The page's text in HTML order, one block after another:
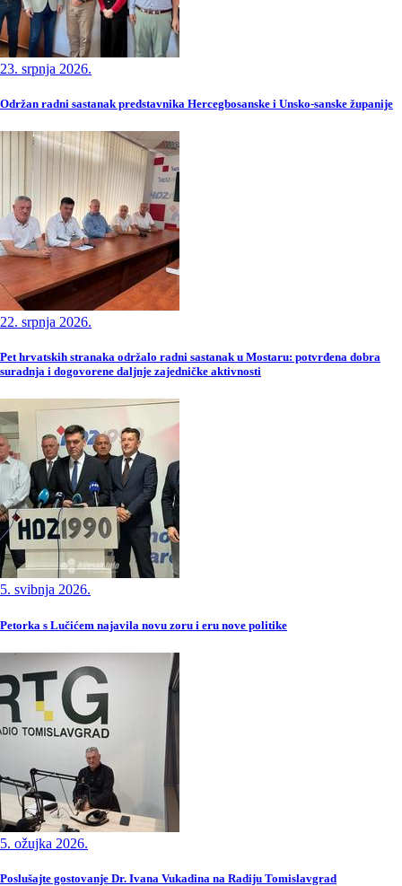
23. srpnja 2026.
Održan radni sastanak predstavnika Hercegbosanske i Unsko-sanske županije
22. srpnja 2026.
Pet hrvatskih stranaka održalo radni sastanak u Mostaru: potvrđena dobra
suradnja i dogovorene daljnje zajedničke aktivnosti
5. svibnja 2026.
Petorka s Lučićem najavila novu zoru i eru nove politike
5. ožujka 2026.
Poslušajte gostovanje Dr. Ivana Vukadina na Radiju Tomislavgrad